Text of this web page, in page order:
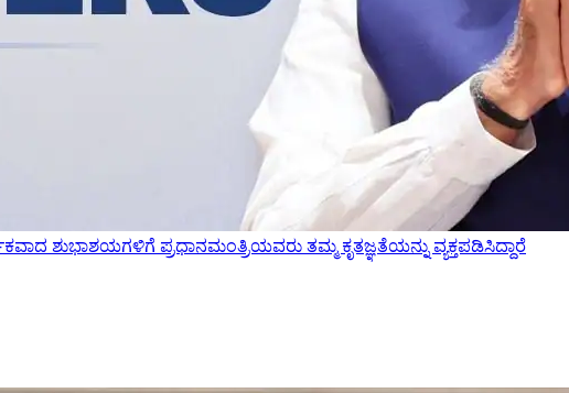
ಶುಭಾಶಯಗಳಿಗೆ ಪ್ರಧಾನಮಂತ್ರಿಯವರು ತಮ್ಮ ಕೃತಜ್ಞತೆಯನ್ನು ವ್ಯಕ್ತಪಡಿಸಿದ್ದಾರೆ